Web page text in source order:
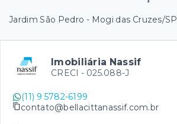
Jardim São Pedro - Mogi das Cruzes/SP
Imobiliária Nassif
CRECI - 025.088-J
(11) 9 5782-6199
contato@bellacittanassif.com.br